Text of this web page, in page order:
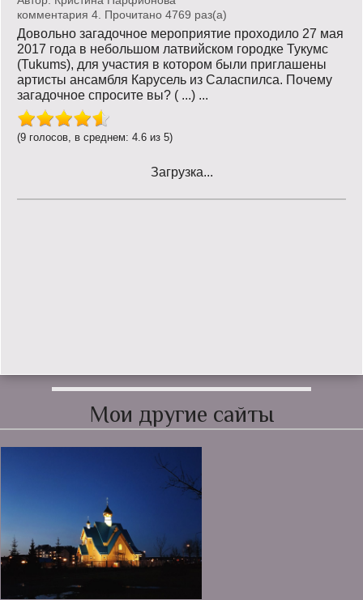
комментария 4. Прочитано 4769 раз(a)
Довольно загадочное мероприятие проходило 27 мая
2017 года в небольшом латвийском городке Тукумс
(Tukums), для участия в котором были приглашены
артисты ансамбля Карусель из Саласпилса. Почему
загадочное спросите вы? ( ...) ...
(9 голосов, в среднем: 4.6 из 5)
Загрузка...
Мои другие сайты